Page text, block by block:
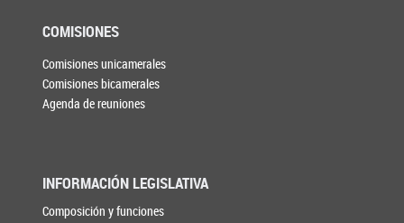
COMISIONES
Comisiones unicamerales
Comisiones bicamerales
Agenda de reuniones
INFORMACIÓN LEGISLATIVA
Composición y funciones